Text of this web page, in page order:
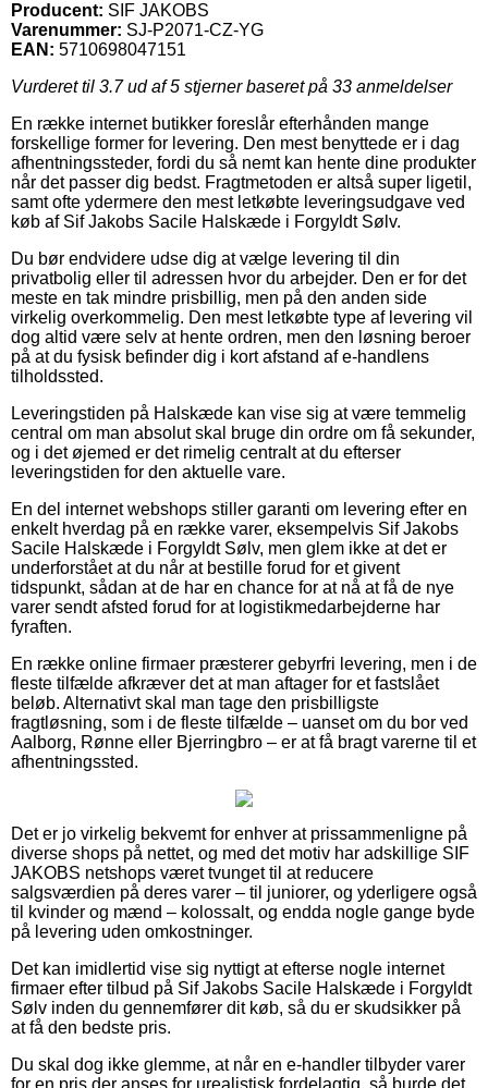
Producent: SIF JAKOBS
Varenummer: SJ-P2071-CZ-YG
EAN: 5710698047151
Vurderet til 3.7ud af 5 stjerner baseret på 33 anmeldelser
En række internet butikker foreslår efterhånden mange
forskellige former for levering. Den mest benyttede er i dag
afhentningssteder, fordi du så nemt kan hente dine produkter
når det passer dig bedst. Fragtmetoden er altså super ligetil,
samt ofte ydermere den mest letkøbte leveringsudgave ved
køb af Sif Jakobs Sacile Halskæde i Forgyldt Sølv.
Du bør endvidere udse dig at vælge levering til din
privatbolig eller til adressen hvor du arbejder. Den er for det
meste en tak mindre prisbillig, men på den anden side
virkelig overkommelig. Den mest letkøbte type af levering vil
dog altid være selv at hente ordren, men den løsning beroer
på at du fysisk befinder dig i kort afstand af e-handlens
tilholdssted.
Leveringstiden på Halskæde kan vise sig at være temmelig
central om man absolut skal bruge din ordre om få sekunder,
og i det øjemed er det rimelig centralt at du efterser
leveringstiden for den aktuelle vare.
En del internet webshops stiller garanti om levering efter en
enkelt hverdag på en række varer, eksempelvis Sif Jakobs
Sacile Halskæde i Forgyldt Sølv, men glem ikke at det er
underforstået at du når at bestille forud for et givent
tidspunkt, sådan at de har en chance for at nå at få de nye
varer sendt afsted forud for at logistikmedarbejderne har
fyraften.
En række online firmaer præsterer gebyrfri levering, men i de
fleste tilfælde afkræver det at man aftager for et fastslået
beløb. Alternativt skal man tage den prisbilligste
fragtløsning, som i de fleste tilfælde – uanset om du bor ved
Aalborg, Rønne eller Bjerringbro – er at få bragt varerne til et
afhentningssted.
Det er jo virkelig bekvemt for enhver at prissammenligne på
diverse shops på nettet, og med det motiv har adskillige SIF
JAKOBS netshops været tvunget til at reducere
salgsværdien på deres varer – til juniorer, og yderligere også
til kvinder og mænd – kolossalt, og endda nogle gange byde
på levering uden omkostninger.
Det kan imidlertid vise sig nyttigt at efterse nogle internet
firmaer efter tilbud på Sif Jakobs Sacile Halskæde i Forgyldt
Sølv inden du gennemfører dit køb, så du er skudsikker på
at få den bedste pris.
Du skal dog ikke glemme, at når en e-handler tilbyder varer
for en pris der anses for urealistisk fordelagtig, så burde det